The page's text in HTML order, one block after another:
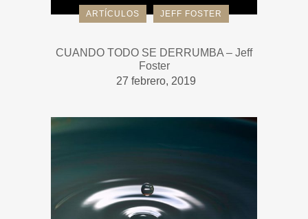
ARTÍCULOS JEFF FOSTER
CUANDO TODO SE DERRUMBA – Jeff
Foster
27 febrero, 2019